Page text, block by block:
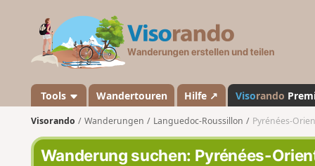
a
n
d
o
Tools Wandertouren Hilfe ↗ Visorando
Visorando Wanderungen Languedoc-Roussillon Pyrénées-
Wanderung suchen: Pyrénées-